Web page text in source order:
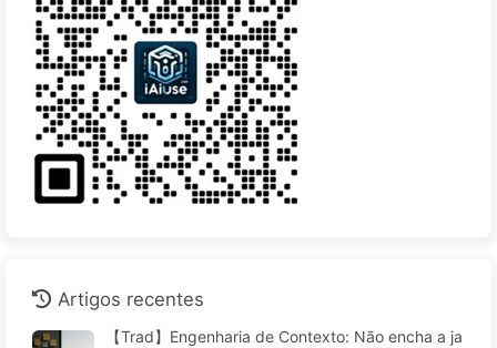
Artigos recentes
【Trad】Engenharia de Contexto: Não encha a ja